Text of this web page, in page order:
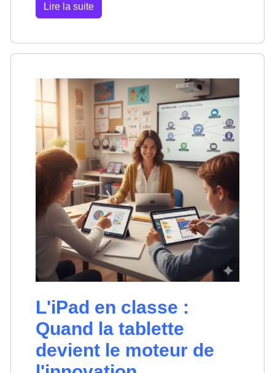
Lire la suite
L'iPad en classe :
Quand la tablette
devient le moteur de